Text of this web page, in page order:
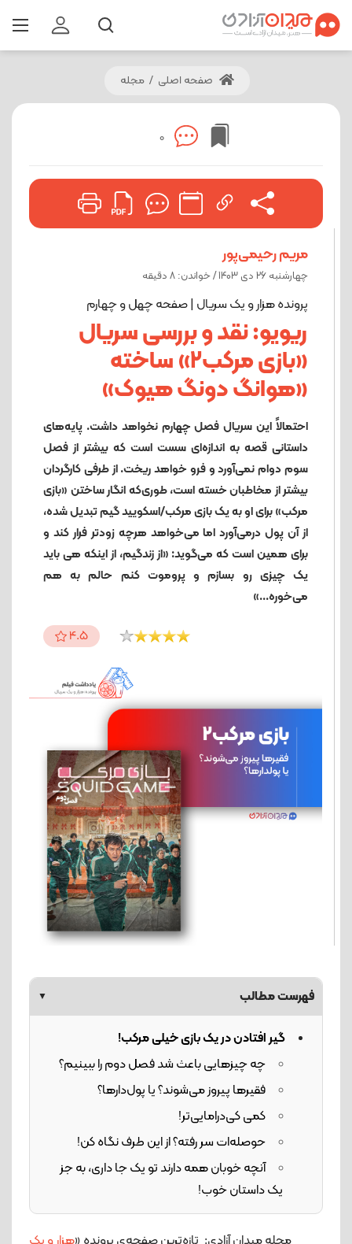
صفحه اصلی / مجله
0
مریم رحیمی‌پور
چهارشنبه 26 دی 1403 / خواندن: 8 دقیقه
پرونده هزار و یک سریال | صفحه چهل و چهارم
ریویو: نقد و بررسی سریال
«بازی مرکب۲» ساخته
«هوانگ دونگ هیوک»
احتمالاً این سریال فصل چهارم نخواهد داشت. پایه‌های
داستانی قصه به اندازه‌ای سست است که بیشتر از فصل
سوم دوام نمی‌آورد و فرو خواهد ریخت. از طرفی کارگردان
بیشتر از مخاطبان خسته ‌است، طوری‌که انگار ساختن «بازی
مرکب» برای او به یک بازی مرکب/اسکویید گیم تبدیل شده،
از آن پول درمی‌آورد اما می‌خواهد هرچه زودتر فرار کند و
برای همین است که می‌گوید: «از زندگیم، از اینکه هی باید
یک چیزی رو بسازم و پروموت کنم حالم به هم
می‌خوره...»
4.5
فهرست مطالب ▼
گیر افتادن در یک بازی خیلی مرکب!
چه چیزهایی باعث شد فصل دوم را ببینیم؟
فقیرها پیروز می‌شوند؟ یا پول‌دارها؟
کمی کی‌درامایی‌تر!
حوصله‌ات سر رفته؟ از این طرف نگاه کن!
آنچه خوبان همه دارند تو یک جا داری، به جز
یک داستان خوب!